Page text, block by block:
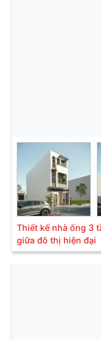
Thiết kế nhà ống 3
giữa đô thị hiện đại